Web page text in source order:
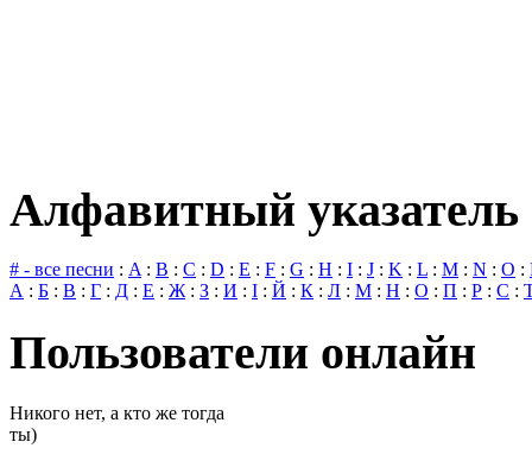
Алфавитный указатель
# - все песни : A: B : C : D : E : F : G : H : I : J : K : L : M : N : O :
А : Б : В : Г : Д : Е : Ж: З : И : І : Й : К : Л : М : Н : О : П : Р : С :
Пользователи онлайн
Никого нет, а кто же тогда
ты)